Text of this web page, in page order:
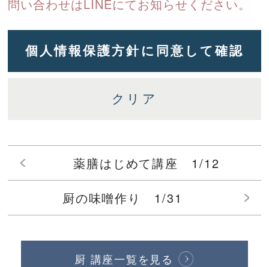
問い合わせはLINEにてお知らせください。
薬膳はじめて講座 1/12
厨の味噌作り 1/31
厨 講座一覧を見る